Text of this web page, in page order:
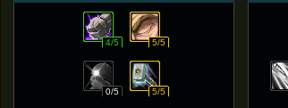
4/5 5/5
0/5 5/5